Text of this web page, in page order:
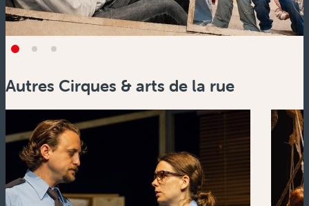
Autres Cirques & arts de la rue